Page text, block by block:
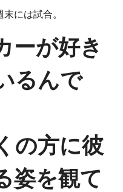
には試合。
ーが好き
るんで
の方に彼
姿を観て